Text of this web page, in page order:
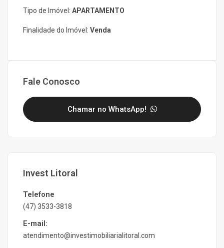
Tipo de Imóvel: APARTAMENTO
Finalidade do Imóvel: Venda
Fale Conosco
Chamar no WhatsApp!
Invest Litoral
Telefone
(47) 3533-3818
E-mail:
atendimento@investimobiliarialitoral.com